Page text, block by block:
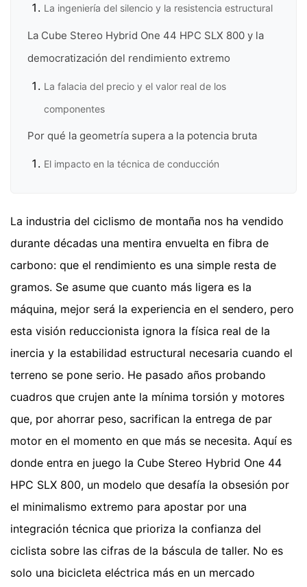
La ingeniería del silencio y la resistencia estructural
La Cube Stereo Hybrid One 44 HPC SLX 800 y la
democratización del rendimiento extremo
La falacia del precio y el valor real de los
componentes
Por qué la geometría supera a la potencia bruta
El impacto en la técnica de conducción
La industria del ciclismo de montaña nos ha vendido
durante décadas una mentira envuelta en fibra de
carbono: que el rendimiento es una simple resta de
gramos. Se asume que cuanto más ligera es la
máquina, mejor será la experiencia en el sendero, pero
esta visión reduccionista ignora la física real de la
inercia y la estabilidad estructural necesaria cuando el
terreno se pone serio. He pasado años probando
cuadros que crujen ante la mínima torsión y motores
que, por ahorrar peso, sacrifican la entrega de par
motor en el momento en que más se necesita. Aquí es
donde entra en juego la Cube Stereo Hybrid One 44
HPC SLX 800, un modelo que desafía la obsesión por
el minimalismo extremo para apostar por una
integración técnica que prioriza la confianza del
ciclista sobre las cifras de la báscula de taller. No es
solo una bicicleta eléctrica más en un mercado